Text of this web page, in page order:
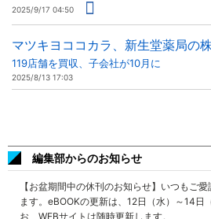
2025/9/17 04:50
マツキヨココカラ、新生堂薬局の
119店舗を買収、子会社が10月に
2025/8/13 17:03
編集部からのお知らせ
【お盆期間中の休刊のお知らせ】いつもご
ます。eBOOKの更新は、12日（水）～14日
お、WEBサイトは随時更新します。